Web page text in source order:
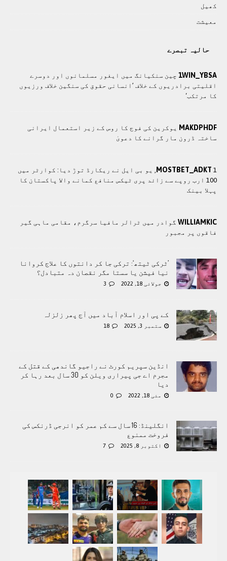
کھيل
معيشت
حالیہ تبصرے
1WIN_YBSA چین سنکیانگ میں ایغور مسلمانوں اور دوسرے
اقلیتی برادريوں کے خلاف ’انسانی حقوق کی سنگین خلاف ورزیوں
کا مرتکب‘
MAKDPHDF یوکرین کی فوج کا روس کے زیر استعمال ایرانی
ساختہ ڈرون مار گرانے کا دعویٰ
MOSTBET_ADKT 1, یو بی ایل نے ریکارڈ توڑ دیا: کوارٹر میں
100 ارب روپے سے زائد پری ٹیکس منافع کمانے والا پاکستان کا
پہلا بینک
WILLIAMKIC گوادر میں ٹرالر مافیا سرگرم، مقامی ماہی گیر
فاقوں پر مجبور
’ٹرکی ٹیتھ‘: ترکی جا کر دانتوں کا علاج کروانا
نیا فیشن یا سستا مگر نقصان دہ متبادل؟
جولائی 18, 2022 3
کے پی اور اسلام آباد میں آج پھر زلزلہ
ستمبر 3, 2025 18
انڈین سپریم کورٹ نے راجیو گاندھی کے قتل کے
مجرم اے جی پیراری ویلن کو 30 سال بعد رہا کر
دیا
مئی 18, 2022 0
انگلینڈ: 16 سال سے کم عمر کو انرجی ڈرنکس کی
فروخت ممنوع
اکتوبر 8, 2025 7